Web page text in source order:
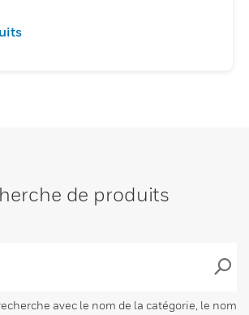
de produits
avec le nom de la catégorie, le nom